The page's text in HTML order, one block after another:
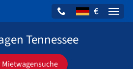
€
Tennessee